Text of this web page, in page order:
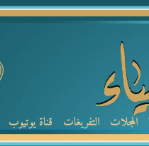
المجلات التفريغات قناة يوتيوب